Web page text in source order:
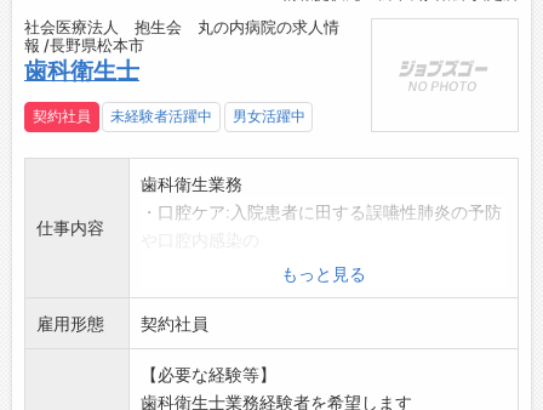
社会医療法人 抱生会 丸の内病院の求人情
報 /長野県松本市
歯科衛生士
契約社員 未経験者活躍中 男女活躍中
仕事内容
歯科衛生業務
・口腔ケア:入院患者に田する誤嚥性肺炎の予防
制御を行い全身状態の安定化を支援する
・手術前後の口腔管理:外科手術(整形外科、消
化器外科等)を
受ける患者に対し、術前の除菌・清掃や術後
の管理を徹底.術
もっと見る
雇用形態 契約社員
【必要な経験等】
歯科衛生士業務経験者を希望します